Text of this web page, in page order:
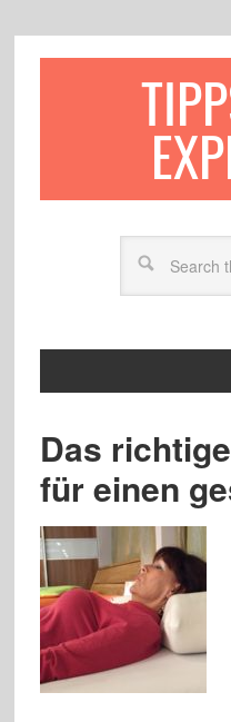
Das
für einen